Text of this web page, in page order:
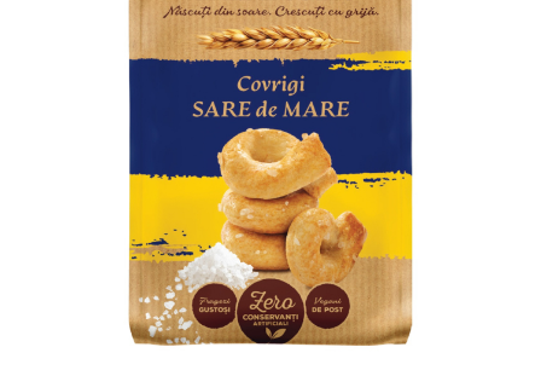
Cozonac Pricomigdala
Cozonac Magnum
Cozonac Cadou
Cozonac Royal
Cozonac Mos Craciun
Cozonac Duofino
Cozonac Imperial